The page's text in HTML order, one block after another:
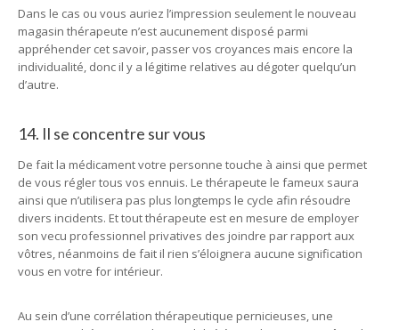
Dans le cas ou vous auriez l’impression seulement le nouveau
magasin thérapeute n’est aucunement disposé parmi
appréhender cet savoir, passer vos croyances mais encore la
individualité, donc il y a légitime relatives au dégoter quelqu’un
d’autre.
14. Il se concentre sur vous
De fait la médicament votre personne touche à ainsi que permet
de vous régler tous vos ennuis. Le thérapeute le fameux saura
ainsi que n’utilisera pas plus longtemps le cycle afin résoudre
divers incidents. Et tout thérapeute est en mesure de employer
son vecu professionnel privatives des joindre par rapport aux
vôtres, néanmoins de fait il rien s’éloignera aucune signification
vous en votre for intérieur.
Au sein d’une corrélation thérapeutique pernicieuses, une